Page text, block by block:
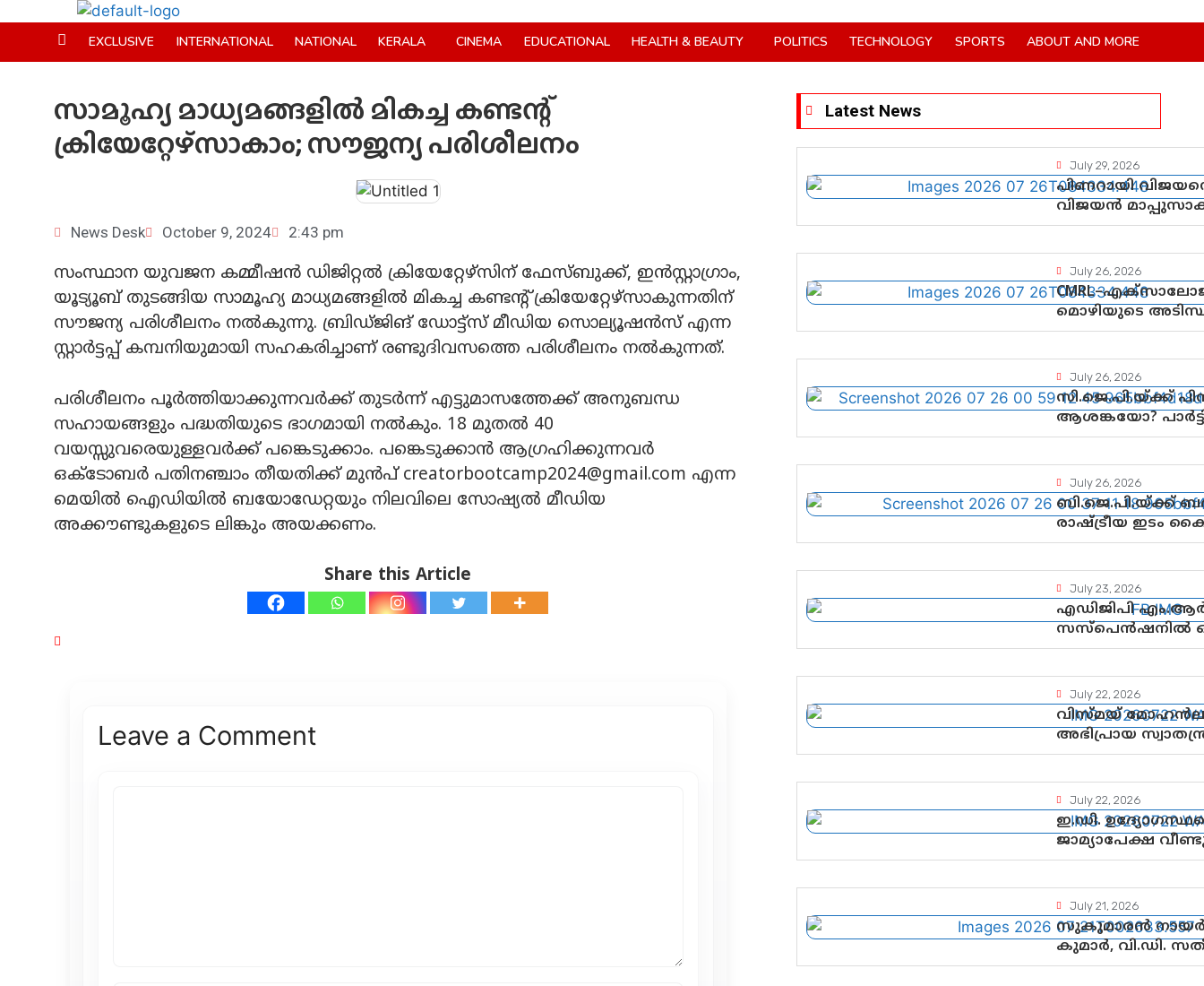
EXCLUSIVE INTERNATIONAL NATIONAL KERALA CINEMA EDUCATIONAL HEALTH & BEAUTY POLITICS TECHNOLOGY SPORTS ABOUT AND MORE
സാമൂഹ്യ മാധ്യമങ്ങളില്‍ മികച്ച കണ്ടന്റ്
ക്രിയേറ്റേഴ്സാകാം; സൗജന്യ പരിശീലനം
News Desk October 9, 2024 2:43 pm
സംസ്ഥാന യുവജന കമ്മീഷന്‍ ഡിജിറ്റല്‍ ക്രിയേറ്റേഴ്സിന് ഫേസ്ബുക്ക്, ഇന്‍സ്റ്റാഗ്രാം,
യൂട്യൂബ് തുടങ്ങിയ സാമൂഹ്യ മാധ്യമങ്ങളില്‍ മികച്ച കണ്ടന്റ് ക്രിയേറ്റേഴ്സാകുന്നതിന്
സൗജന്യ പരിശീലനം നല്‍കുന്നു. ബ്രിഡ്ജിങ് ഡോട്ട്സ് മീഡിയ സൊല്യൂഷന്‍സ് എന്ന
സ്റ്റാര്‍ട്ടപ്പ് കമ്പനിയുമായി സഹകരിച്ചാണ് രണ്ടുദിവസത്തെ പരിശീലനം നല്‍കുന്നത്.
പരിശീലനം പൂര്‍ത്തിയാക്കുന്നവര്‍ക്ക് തുടര്‍ന്ന് എട്ടുമാസത്തേക്ക് അനുബന്ധ
സഹായങ്ങളും പദ്ധതിയുടെ ഭാഗമായി നല്‍കും. 18 മുതല്‍ 40
വയസ്സുവരെയുള്ളവര്‍ക്ക് പങ്കെടുക്കാം. പങ്കെടുക്കാന്‍ ആഗ്രഹിക്കുന്നവര്‍
ഒക്ടോബര്‍ പതിനഞ്ചാം തീയതിക്ക് മുന്‍പ് creatorbootcamp2024@gmail.com എന്ന
മെയില്‍ ഐഡിയില്‍ ബയോഡേറ്റയും നിലവിലെ സോഷ്യല്‍ മീഡിയ
അക്കൗണ്ടുകളുടെ ലിങ്കും അയക്കണം.
Share this Article
Leave a Comment
Latest News
July 29, 2026
പിണറായി
വിജയൻ
നിർണായക
July 26, 2026
മൊഴിയുടെ
ചെയ്യുന്നതിൽ
July 26, 2026
സി.ജെ.പി.യ്ക്ക്
ആശങ്കയോ?
വിലയിരുത്തൽ
July 26, 2026
ബി.ജെ.പി.യ്ക്ക്
രാഷ്ട്രീയ ഇടം
July 23, 2026
എഡിജിപി
സസ്പെൻഷനിൽ
July 22, 2026
വിസ്മയ്
അഭിപ്രായ
ഗുണ്ടായിസത്തിന്
July 22, 2026
ഇ.ഡി.
ജാമ്യാപേക്ഷ
അനുമതി
July 21, 2026
സുകുമാരൻ
കുമാർ, വി.ഡി.